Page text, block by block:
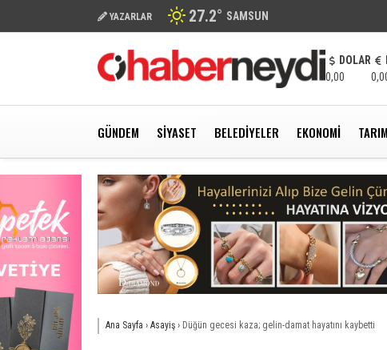
YAZARLAR 27.2° SAMSUN
DOLAR
0,00
GÜNDEM SIYASET BELEDIYELER EKONOMI TARIM
Ana Sayfa › Asayiş › Düğün gecesi kaza; gelin-damat hayatını kaybetti